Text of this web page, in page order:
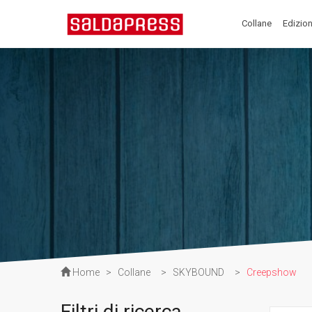
Collane
Home > Collane > SKYBOUND > Creepshow